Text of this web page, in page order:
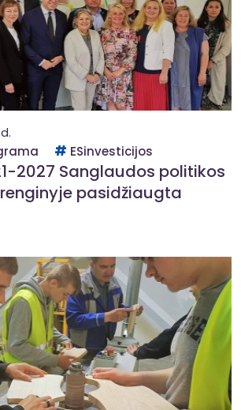
ESinvesticijos
2027 Sanglaudos politikos
pasidžiaugta